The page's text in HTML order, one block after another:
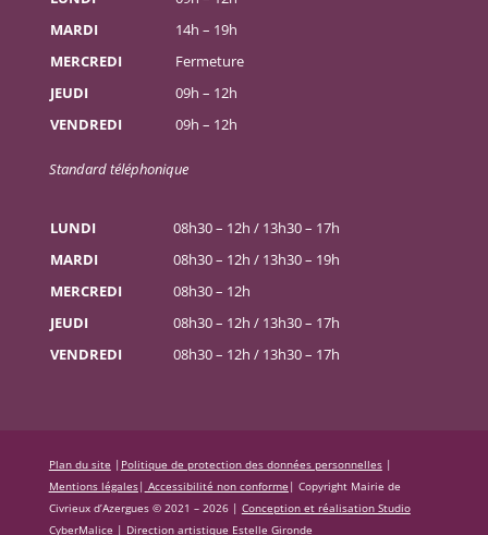
MARDI
14h – 19h
MERCREDI
Fermeture
JEUDI
09h – 12h
VENDREDI
09h – 12h
Standard téléphonique
LUNDI
08h30 – 12h / 13h30 – 17h
MARDI
08h30 – 12h / 13h30 – 19h
MERCREDI
08h30 – 12h
JEUDI
08h30 – 12h / 13h30 – 17h
VENDREDI
08h30 – 12h / 13h30 – 17h
Plan du site | Politique de protection des données personnelles|
Mentions légales| Accessibilité non conforme | Copyright Mairie de
Civrieux d’Azergues © 2021 – 2026 | Conception et réalisation Studio
CyberMalice | Direction artistique Estelle Gironde